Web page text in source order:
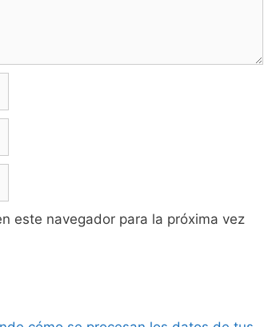
este navegador para la próxima vez